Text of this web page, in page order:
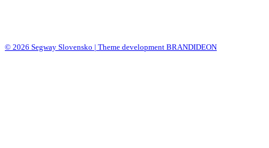
© 2026 Segway Slovensko | Theme development BRANDIDEON